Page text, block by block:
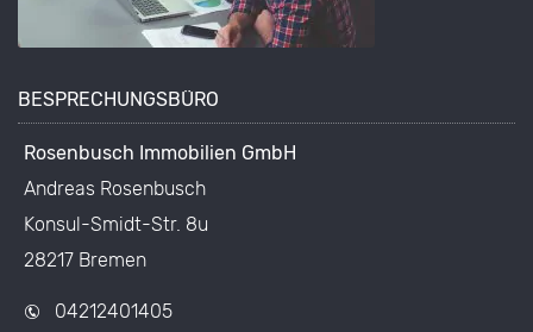
BESPRECHUNGSBÜRO
Rosenbusch Immobilien GmbH
Andreas Rosenbusch
Konsul-Smidt-Str. 8u
28217 Bremen
04212401405